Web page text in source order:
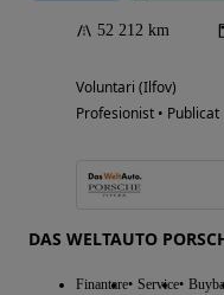
52 212 km
Voluntari (Ilfov)
Profesionist • Publicat
DAS WELTAUTO
Finantare Service